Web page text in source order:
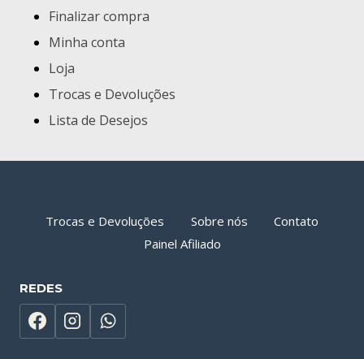
Finalizar compra
Minha conta
Loja
Trocas e Devoluções
Lista de Desejos
Trocas e Devoluções Sobre nós
Contato
Painel Afiliado
REDES